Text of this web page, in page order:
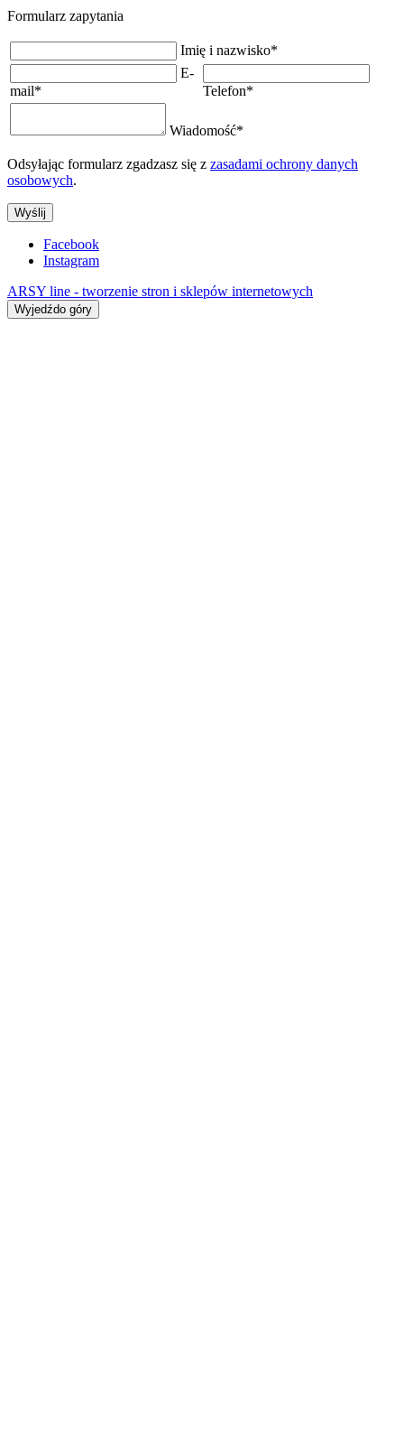
Formularz zapytania
Imię i nazwisko*
E-
mail* Telefon*
Wiadomość*
Odsyłając formularz zgadzasz się z zasadami ochrony danych
osobowych.
Wyślij
Facebook
Instagram
ARSY line - tworzenie stron i sklepów internetowych
Wyjedźdo góry